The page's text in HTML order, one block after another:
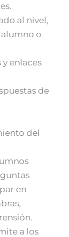
al nivel,
alumno o
enlaces
de
del
en
a los